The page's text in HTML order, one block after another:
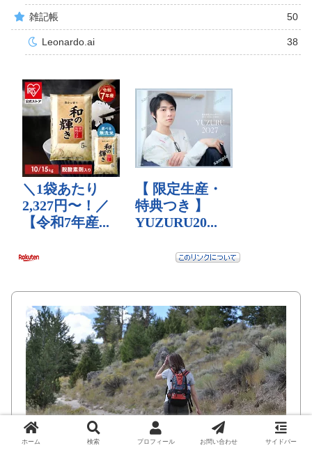
雑記帳 50
Leonardo.ai 38
ホーム 検索 プロフィール お問い合わせ サイドバー